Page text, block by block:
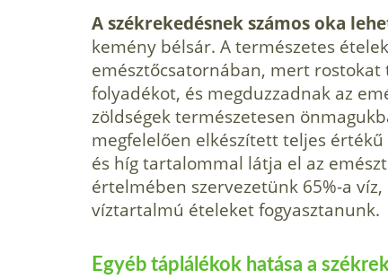
A székrekedésnek számos oka
kemény bélsár. A természetes
emésztőcsatornában, mert
folyadékot, és megduzzadnak az
zöldségek természe­tesen
megfelelően elkészített teljes értékű
és híg tartalommal látja el az
értelmében szervezetünk 65%-a
víztartalmú ételeket fogyasztanunk.
Egyéb táplálékok hatása a